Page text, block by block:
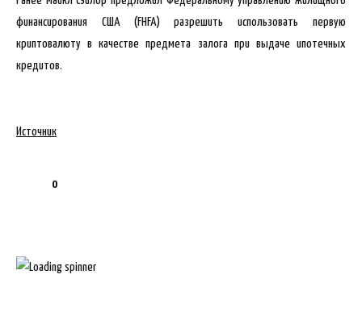
финансирования США (FHFA) разрешить использовать первую
криптовалюту в качестве предмета залога при выдаче ипотечных
кредитов.
Источник
0